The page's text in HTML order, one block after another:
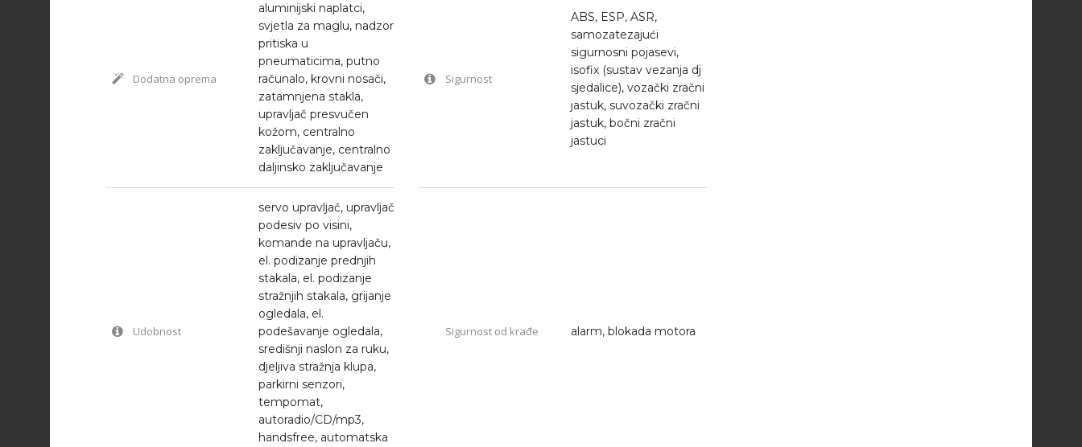
Dodatna oprema
aluminijski naplatci,
svjetla za maglu, nadzor
pritiska u
pneumaticima, putno
računalo, krovni nosači,
zatamnjena stakla,
upravljač presvučen
kožom, centralno
zaključavanje, centralno
daljinsko zaključavanje
Sigurnost
ABS, ESP, ASR,
samozatezajući
sigurnosni pojasevi,
isofix (sustav vezanja dj
sjedalice), vozački zračni
jastuk, suvozački zračni
jastuk, bočni zračni
jastuci
Udobnost
servo upravljač, upravljač
podesiv po visini,
komande na upravljaču,
el. podizanje prednjih
stakala, el. podizanje
stražnjih stakala, grijanje
ogledala, el.
podešavanje ogledala,
središnji naslon za ruku,
djeljiva stražnja klupa,
parkirni senzori,
tempomat,
autoradio/CD/mp3,
handsfree, automatska
Sigurnost od krađe alarm, blokada motora